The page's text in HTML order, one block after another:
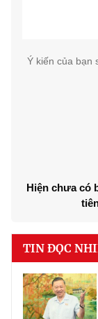
Ý kiến của bạn
Hiện chưa có
TIN ĐỌC